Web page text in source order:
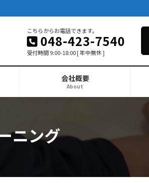
こちらからお電話できます。
048-423-7540
受付時間 9:00-18:00 [ 年中無休 ]
会社概要
About
ニング